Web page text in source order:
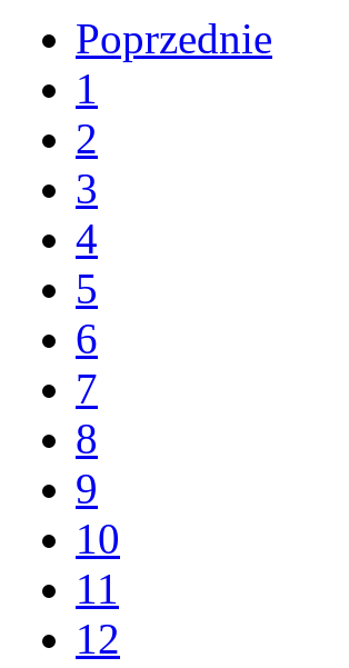
Poprzednie
1
2
3
4
5
6
7
8
9
10
11
12